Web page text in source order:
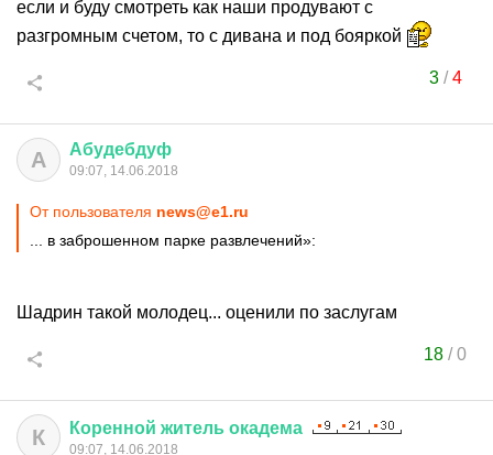
если и буду смотреть как наши продувают с
разгромным счетом, то с дивана и под бояркой
3/4
А Абудебдуф
09:07, 14.06.2018
От пользователя news@e1.ru
... в заброшенном парке развлечений»:
Шадрин такой молодец... оценили по заслугам
18 /0
К Коренной житель окадема
09:07, 14.06.2018